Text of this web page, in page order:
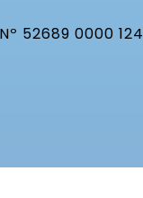
52689 0000 124